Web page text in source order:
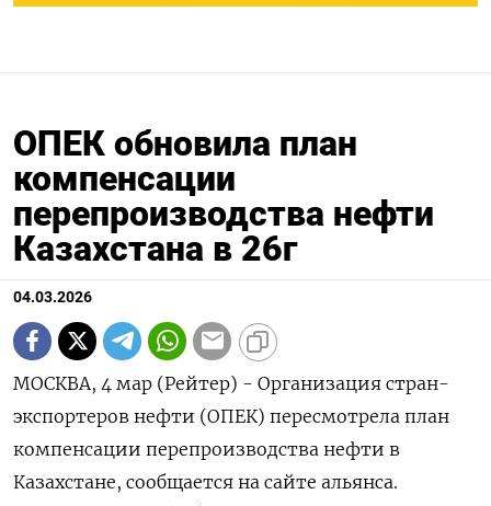
ОПЕК обновила план
компенсации
перепроизводства нефти
Казахстана в 26г
04.03.2026
МОСКВА, 4 мар (Рейтер) - Организация стран-
экспортеров нефти (ОПЕК) пересмотрела план
компенсации перепроизводства нефти ‌в
Казахстане, сообщается на сайте альянса.